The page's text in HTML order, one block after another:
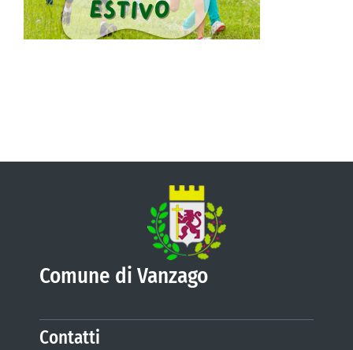
VIVERE VANZAGO
Comune di Vanzago
Contatti